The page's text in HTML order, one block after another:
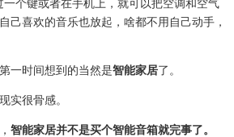
一个键或者在手机上，就可以把空调和空气
己喜欢的音乐也放起，啥都不用自己动手，
一时间想到的当然是智能家居了。
实很骨感。
智能家居并不是买个智能音箱就完事了。